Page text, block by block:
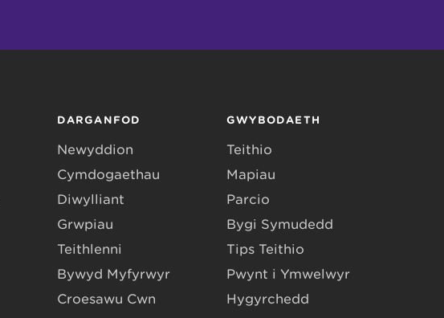
DARGANFOD
Newyddion
Cymdogaethau
Diwylliant
Grwpiau
Teithlenni
Bywyd Myfyrwyr
Croesawu Cŵn
GWYBODAETH
Teithio
Mapiau
Parcio
Bygi Symudedd
Tips Teithio
Pwynt i Ymwelwyr
Hygyrchedd